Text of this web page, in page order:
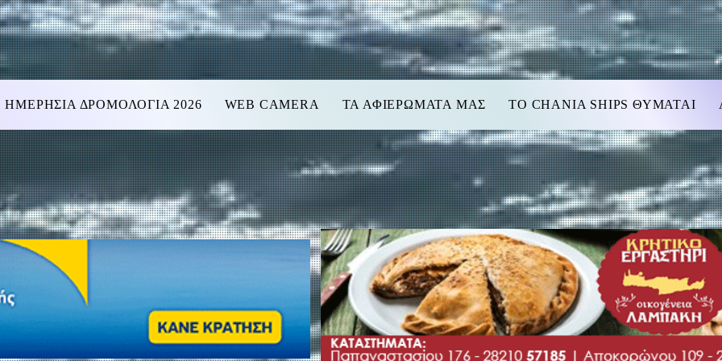
ΗΜΕΡΗΣΙΑ ΔΡΟΜΟΛΟΓΙΑ 2026 WEB CAMERA ΤΑ ΑΦΙΕΡΩΜΑΤΑ ΜΑΣ TO CHANIA SHIPS ΘΥΜΑΤΑΙ